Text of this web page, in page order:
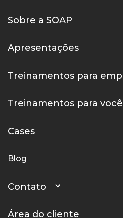
Sobre a SOAP
Apresentações
Treinamentos para
Treinamentos para você
Cases
Blog
Contato
Área do cliente